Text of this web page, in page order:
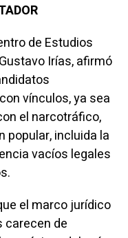
de Estudios
Irías, afirmó
vínculos, ya sea
el narcotráfico,
popular, incluida la
vacíos legales
el marco jurídico
de